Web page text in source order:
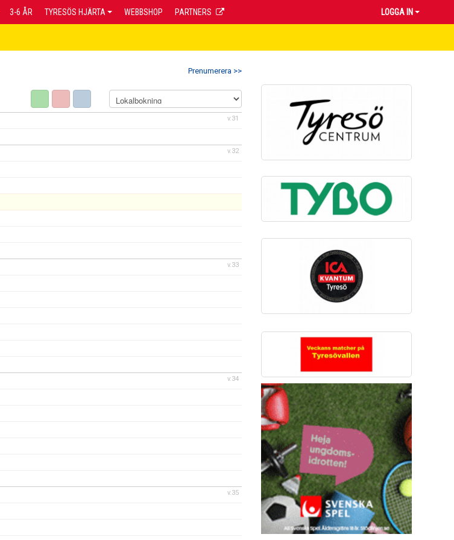
3-6 ÅR TYRESÖS HJÄRTA WEBBSHOP PARTNERS LOGGA IN
Prenumerera >>
v.31
v.32
v.33
v.34
v.35